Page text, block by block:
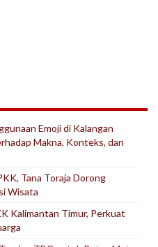
Emoji di Kalangan
Makna, Konteks, dan
Tana Toraja Dorong
Wisata
Kalimantan Timur, Perkuat